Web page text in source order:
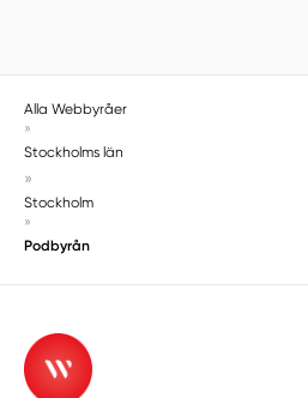
Alla Webbyråer
»
Stockholms län
»
Stockholm
»
Podbyrån